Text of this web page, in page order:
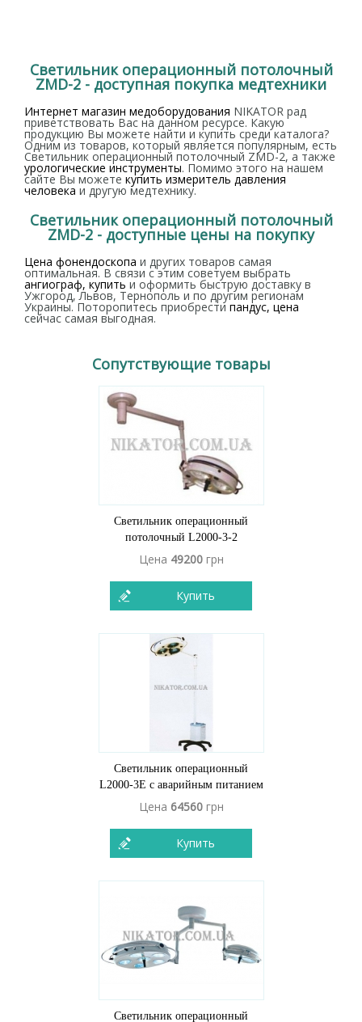
Светильник операционный потолочный
ZMD-2 - доступная покупка медтехники
Интернет магазин медоборудования NIKATOR рад
приветствовать Вас на данном ресурсе. Какую
продукцию Вы можете найти и купить среди каталога?
Одним из товаров, который является популярным, есть
Светильник операционный потолочный ZMD-2, а также
урологические инструменты. Помимо этого на нашем
сайте Вы можете купить измеритель давления
человека и другую медтехнику.
Светильник операционный потолочный
ZMD-2 - доступные цены на покупку
Цена фонендоскопа и других товаров самая
оптимальная. В связи с этим советуем выбрать
ангиограф, купить и оформить быструю доставку в
Ужгород, Львов, Тернополь и по другим регионам
Украины. Поторопитесь приобрести пандус, цена
сейчас самая выгодная.
Сопутствующие товары
Светильник операционный
потолочный L2000-3-2
Цена 49200грн
Купить
Светильник операционный
L2000-3E с аварийным питанием
Цена 64560грн
Купить
Светильник операционный